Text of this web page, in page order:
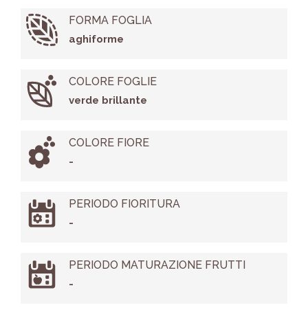
FORMA FOGLIA
aghiforme
COLORE FOGLIE
verde brillante
COLORE FIORE
-
PERIODO FIORITURA
-
PERIODO MATURAZIONE FRUTTI
-